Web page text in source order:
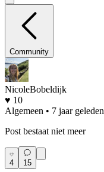
Community
NicoleBobeldijk
♥ 10
Algemeen • 7 jaar geleden
Post bestaat niet meer
4 15